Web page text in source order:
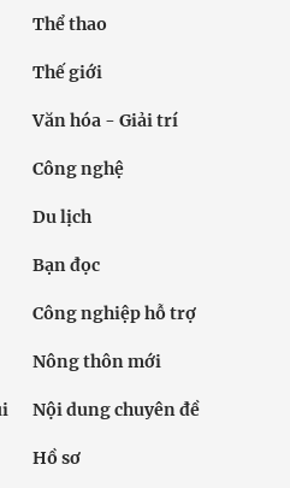
Thể thao
Thế giới
Văn hóa - Giải trí
Công nghệ
Du lịch
Bạn đọc
Công nghiệp hỗ trợ
Nông thôn mới
Nội dung chuyên đề
Hồ sơ